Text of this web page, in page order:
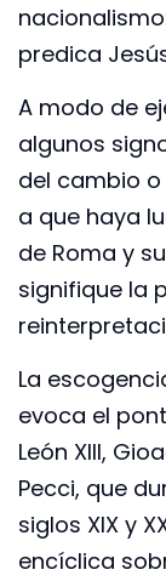
predica
A modo de
algunos
del cambio
a que haya
de Roma y
signifique la
La
evoca el
León XIII,
Pecci, que
siglos XIX y
encíclica